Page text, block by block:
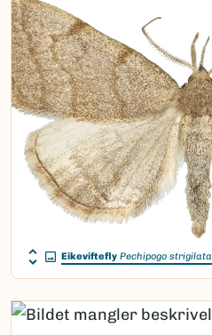
Eikeviftefly Pechipogo strigilata